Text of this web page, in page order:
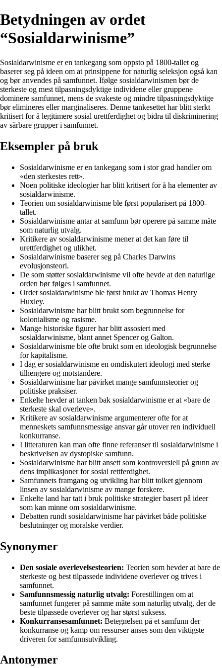
Betydningen av ordet
“Sosialdarwinisme”
Sosialdarwinisme er en tankegang som oppsto på 1800-tallet og
baserer seg på ideen om at prinsippene for naturlig seleksjon også kan
og bør anvendes på samfunnet. Ifølge sosialdarwinismen bør de
sterkeste og mest tilpasningsdyktige individene eller gruppene
dominere samfunnet, mens de svakeste og mindre tilpasningsdyktige
bør elimineres eller marginaliseres. Denne tankesettet har blitt sterkt
kritisert for å legitimere sosial urettferdighet og bidra til diskriminering
av sårbare grupper i samfunnet.
Eksempler på bruk
Sosialdarwinisme er en tankegang som i stor grad handler om
«den sterkestes rett».
Noen politiske ideologier har blitt kritisert for å ha elementer av
sosialdarwinisme.
Teorien om sosialdarwinisme ble først popularisert på 1800-
tallet.
Sosialdarwinisme antar at samfunn bør operere på samme måte
som naturlig utvalg.
Kritikere av sosialdarwinisme mener at det kan føre til
urettferdighet og ulikhet.
Sosialdarwinisme baserer seg på Charles Darwins
evolusjonsteori.
De som støtter sosialdarwinisme vil ofte hevde at den naturlige
orden bør følges i samfunnet.
Ordet sosialdarwinisme ble først brukt av Thomas Henry
Huxley.
Sosialdarwinisme har blitt brukt som begrunnelse for
kolonialisme og rasisme.
Mange historiske figurer har blitt assosiert med
sosialdarwinisme, blant annet Spencer og Galton.
Sosialdarwinisme ble ofte brukt som en ideologisk begrunnelse
for kapitalisme.
I dag er sosialdarwinisme en omdiskutert ideologi med sterke
tilhengere og motstandere.
Sosialdarwinisme har påvirket mange samfunnsteorier og
politiske praksiser.
Enkelte hevder at tanken bak sosialdarwinisme er at «bare de
sterkeste skal overleve».
Kritikere av sosialdarwinisme argumenterer ofte for at
menneskets samfunnsmessige ansvar går utover ren individuell
konkurranse.
I litteraturen kan man ofte finne referanser til sosialdarwinisme i
beskrivelsen av dystopiske samfunn.
Sosialdarwinisme har blitt ansett som kontroversiell på grunn av
dens implikasjoner for sosial rettferdighet.
Samfunnets framgang og utvikling har blitt tolket gjennom
linsen av sosialdarwinisme av mange forskere.
Enkelte land har tatt i bruk politiske strategier basert på ideer
som kan minne om sosialdarwinisme.
Debatten rundt sosialdarwinisme har påvirket både politiske
beslutninger og moralske verdier.
Synonymer
Den sosiale overlevelsesteorien: Teorien som hevder at bare de
sterkeste og best tilpassede individene overlever og trives i
samfunnet.
Samfunnsmessig naturlig utvalg: Forestillingen om at
samfunnet fungerer på samme måte som naturlig utvalg, der de
beste tilpassede overlever og har størst suksess.
Konkurransesamfunnet: Betegnelsen på et samfunn der
konkurranse og kamp om ressurser anses som den viktigste
driveren for samfunnsutvikling.
Antonymer